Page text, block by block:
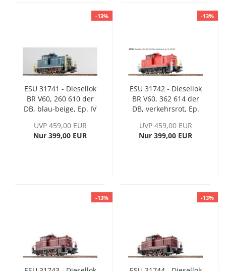
-13%
ESU 31741 - Diesellok
BR V60, 260 610 der
DB, blau-beige, Ep. IV
UVP 459,00 EUR
Nur 399,00 EUR
-13%
ESU 31742 - Diesellok
BR V60, 362 614 der
DB, verkehrsrot, Ep.
UVP 459,00 EUR
Nur 399,00 EUR
-13% -13%